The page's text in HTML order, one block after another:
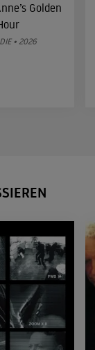
Golden
• 2026